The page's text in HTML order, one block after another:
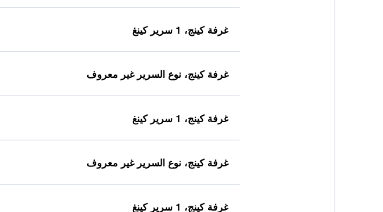
غرفة كينج، 1 سرير كينغ
غرفة كينج، نوع السرير غير معروف
غرفة كينج، 1 سرير كينغ
غرفة كينج، نوع السرير غير معروف
غرفة كينج، 1 سرير كينغ